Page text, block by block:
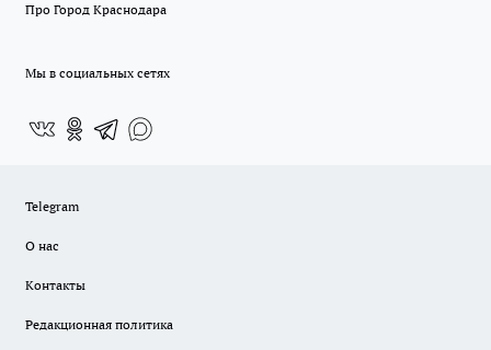
Про Город Краснодара
Мы в социальных сетях
Telegram
О нас
Контакты
Редакционная политика